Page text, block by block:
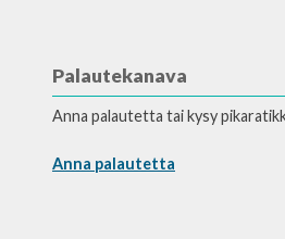
Palautekanava
Anna palautetta tai kysy
Anna palautetta